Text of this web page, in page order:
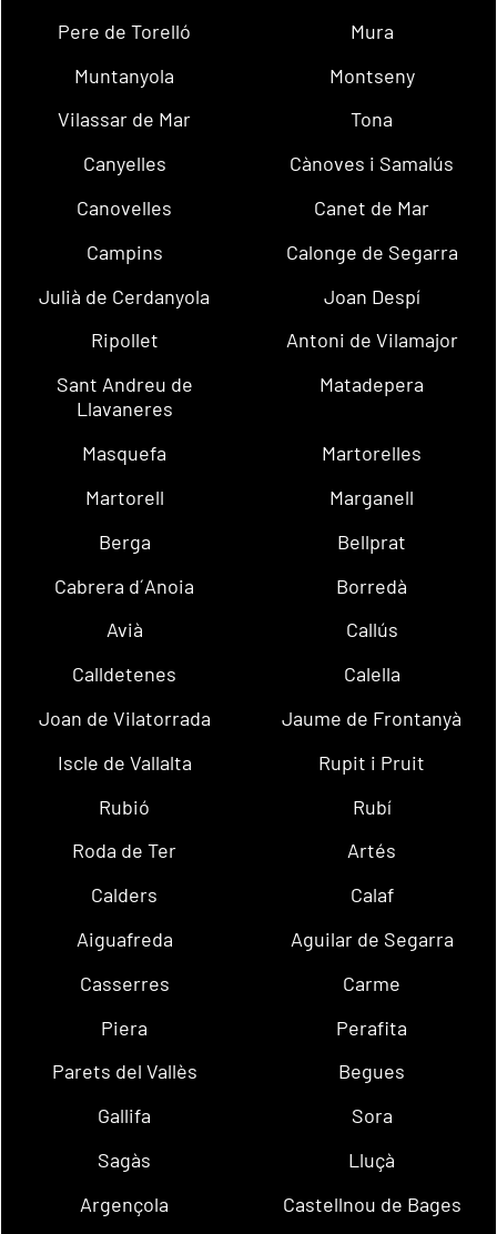
Pere de Torelló
Mura
Muntanyola
Montseny
Vilassar de Mar
Tona
Canyelles
Cànoves i Samalús
Canovelles
Canet de Mar
Campins
Calonge de Segarra
Julià de Cerdanyola
Joan Despí
Ripollet
Antoni de Vilamajor
Sant Andreu de
Llavaneres
Matadepera
Masquefa
Martorelles
Martorell
Marganell
Berga
Bellprat
Cabrera d´Anoia
Borredà
Avià
Callús
Calldetenes
Calella
Joan de Vilatorrada
Jaume de Frontanyà
Iscle de Vallalta
Rupit i Pruit
Rubió
Rubí
Roda de Ter
Artés
Calders
Calaf
Aiguafreda
Aguilar de Segarra
Casserres
Carme
Piera
Perafita
Parets del Vallès
Begues
Gallifa
Sora
Sagàs
Lluçà
Argençola
Castellnou de Bages